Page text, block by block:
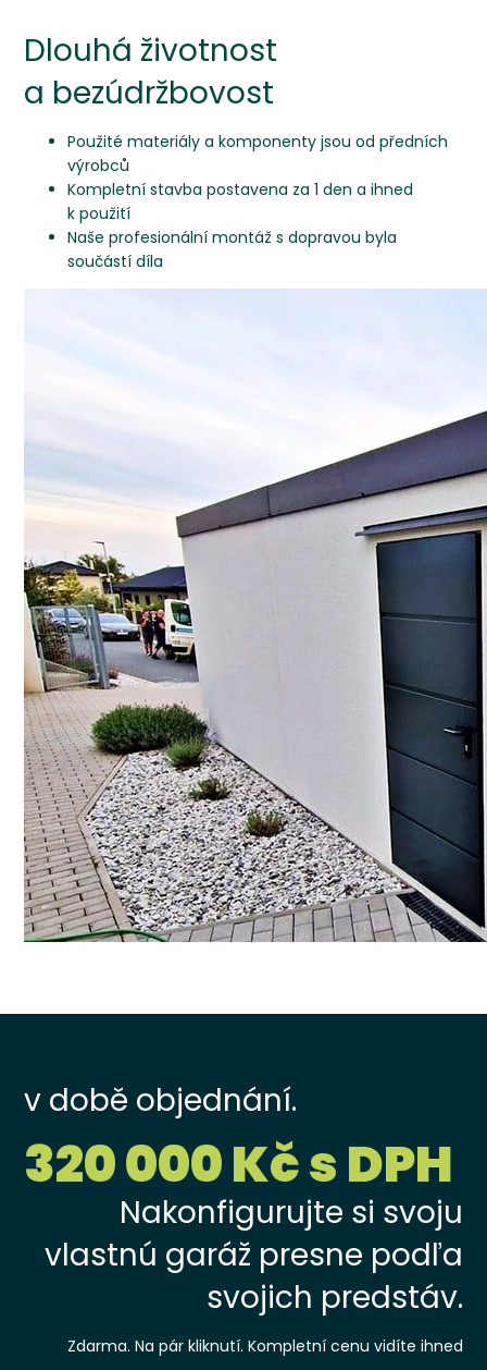
Dlouhá životnost
a bezúdržbovost
Použité materiály a komponenty jsou od předních
výrobců
Kompletní stavba postavena za 1 den a ihned
k použití
Naše profesionální montáž s dopravou byla
součástí díla
v době objednání.
320 000 Kč s DPH
Nakonfigurujte si svoju
vlastnú garáž presne podľa
svojich predstáv.
Zdarma. Na pár kliknutí. Kompletní cenu vidíte ihned